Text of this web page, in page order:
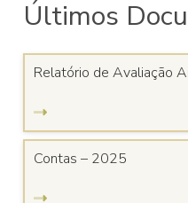
Últimos
Relatório de Avaliação
Contas – 2025